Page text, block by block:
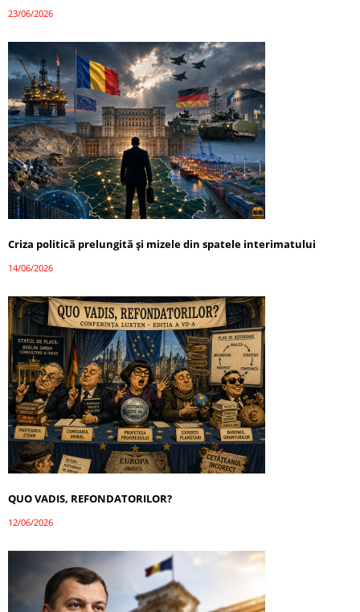
23/06/2026
Criza politică prelungită și mizele din spatele interimatului
14/06/2026
QUO VADIS, REFONDATORILOR?
12/06/2026